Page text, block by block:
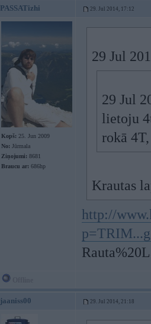
PASSATizhi 29. Jul 2014, 17:12
Kopš: 25. Jun 2009
No: Jūrmala
Ziņojumi: 8681
Braucu ar: 686hp
29 Jul
29 Jul
lietoju
rokā
Krautas
http://
jaaniss00 29. Jul 2014, 21:18